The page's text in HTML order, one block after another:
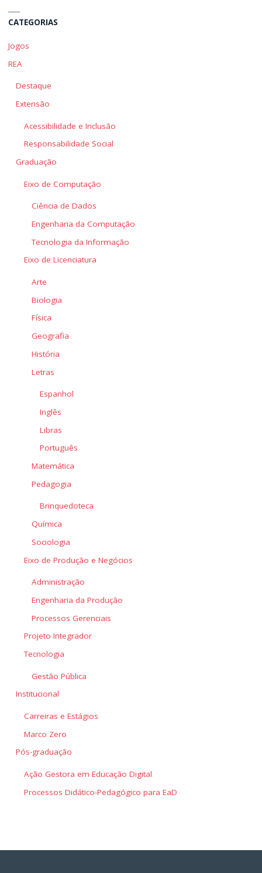
CATEGORIAS
Jogos
REA
Destaque
Extensão
Acessibilidade e Inclusão
Responsabilidade Social
Graduação
Eixo de Computação
Ciência de Dados
Engenharia da Computação
Tecnologia da Informação
Eixo de Licenciatura
Arte
Biologia
Física
Geografia
História
Letras
Espanhol
Inglês
Libras
Português
Matemática
Pedagogia
Brinquedoteca
Química
Sociologia
Eixo de Produção e Negócios
Administração
Engenharia da Produção
Processos Gerenciais
Projeto Integrador
Tecnologia
Gestão Pública
Institucional
Carreiras e Estágios
Marco Zero
Pós-graduação
Ação Gestora em Educação Digital
Processos Didático-Pedagógico para EaD